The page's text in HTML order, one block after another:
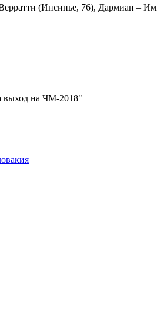
(Инсинье, 76), Дармиан –
выход на ЧМ-2018"